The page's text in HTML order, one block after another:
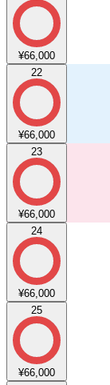
¥66,000
22
¥66,000
23
¥66,000
24
¥66,000
25
¥66,000